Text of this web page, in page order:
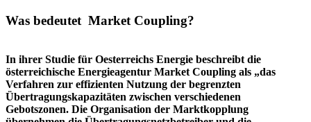
Was bedeutet Market Coupling?
In ihrer Studie für Oesterreichs Energie beschreibt die
österreichische Energieagentur Market Coupling als „das
Verfahren zur effizienten Nutzung der begrenzten
Übertragungskapazitäten zwischen verschiedenen
Gebotszonen. Die Organisation der Marktkopplung